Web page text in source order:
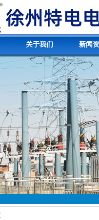
关于我们 新闻